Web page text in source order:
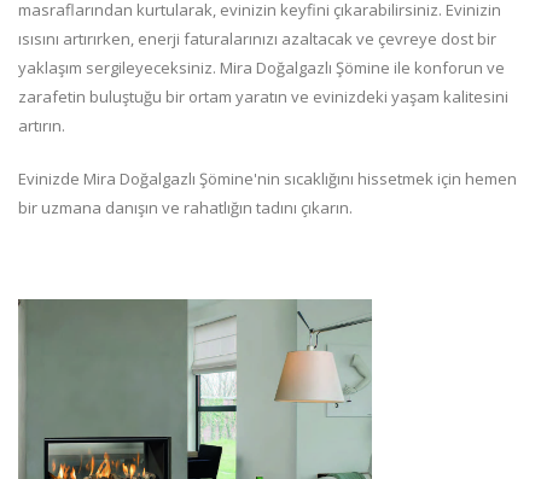
masraflarından kurtularak, evinizin keyfini çıkarabilirsiniz. Evinizin
ısısını artırırken, enerji faturalarınızı azaltacak ve çevreye dost bir
yaklaşım sergileyeceksiniz. Mira Doğalgazlı Şömine ile konforun ve
zarafetin buluştuğu bir ortam yaratın ve evinizdeki yaşam kalitesini
artırın.
Evinizde Mira Doğalgazlı Şömine'nin sıcaklığını hissetmek için hemen
bir uzmana danışın ve rahatlığın tadını çıkarın.